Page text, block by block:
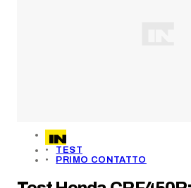
TEST
PRIMO CONTATTO